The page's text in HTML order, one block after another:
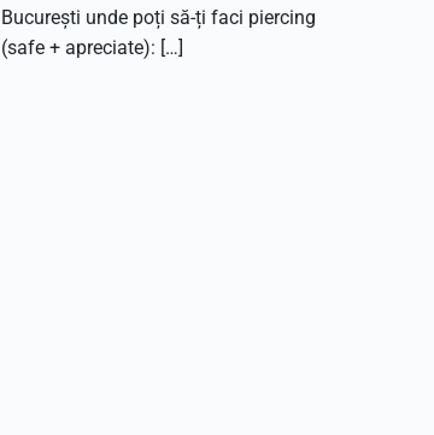
București unde poți să-ți faci piercing
(safe + apreciate): […]